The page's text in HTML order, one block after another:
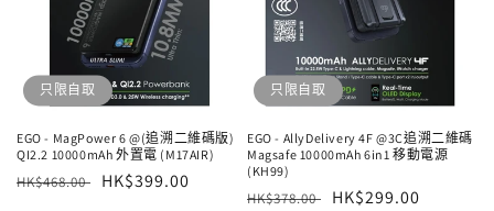
只限自取
EGO - MagPower 6 @(追溯二維碼版)
QI2.2 10000mAh 外置電 (M17AIR)
定
HK$468.00
售
HK$399.00
只限自取
EGO - AllyDelivery 4F @3C追溯二維碼
Magsafe 10000mAh 6in1 移動電源
(KH99)
定
HK$378.00
售
HK$299.00